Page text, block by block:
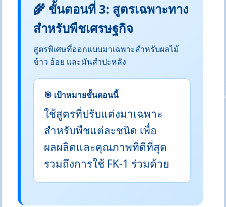
🌾 ขั้นตอนที่ 3: สูตรเฉพาะทาง
สำหรับพืชเศรษฐกิจ
สูตรพิเศษที่ออกแบบมาเฉพาะสำหรับผลไม้
ข้าว อ้อย และมันสำปะหลัง
🎯 เป้าหมายขั้นตอนนี้
ใช้สูตรที่ปรับแต่งมาเฉพาะ
สำหรับพืชแต่ละชนิด เพื่อ
ผลผลิตและคุณภาพที่ดีที่สุด
รวมถึงการใช้ FK-1 ร่วมด้วย